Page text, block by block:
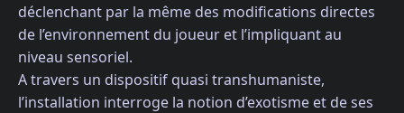
déclenchant par la même des modifications directes
de l’environnement du joueur et l’impliquant au
niveau sensoriel.
A travers un dispositif quasi transhumaniste,
l’installation interroge la notion d’exotisme et de ses